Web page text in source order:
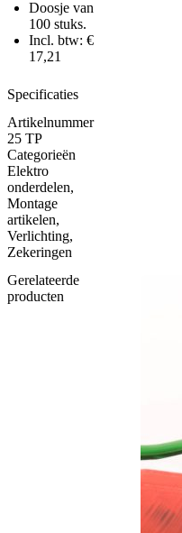
Doosje van
100 stuks.
Incl. btw: €
17,21
Specificaties
Artikelnummer
25 TP
Categorieën
Elektro
onderdelen,
Montage
artikelen,
Verlichting,
Zekeringen
Gerelateerde
producten